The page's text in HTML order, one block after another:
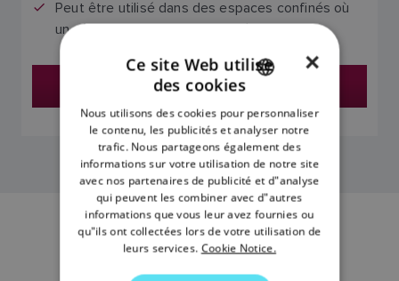
Peut être utilisé dans des espaces confinés où
un câble droit n'est pas adapté.
Trouver un revendeur
FRENCH
DANISH
ITALIAN
SWEDISH
GERMAN
DUTCH
×
Ce site Web utilise
des cookies
Nous utilisons des cookies pour personnaliser
le contenu, les publicités et analyser notre
trafic. Nous partageons également des
informations sur votre utilisation de notre site
avec nos partenaires de publicité et d"analyse
qui peuvent les combiner avec d"autres
informations que vous leur avez fournies ou
qu"ils ont collectées lors de votre utilisation de
leurs services. Cookie Notice.